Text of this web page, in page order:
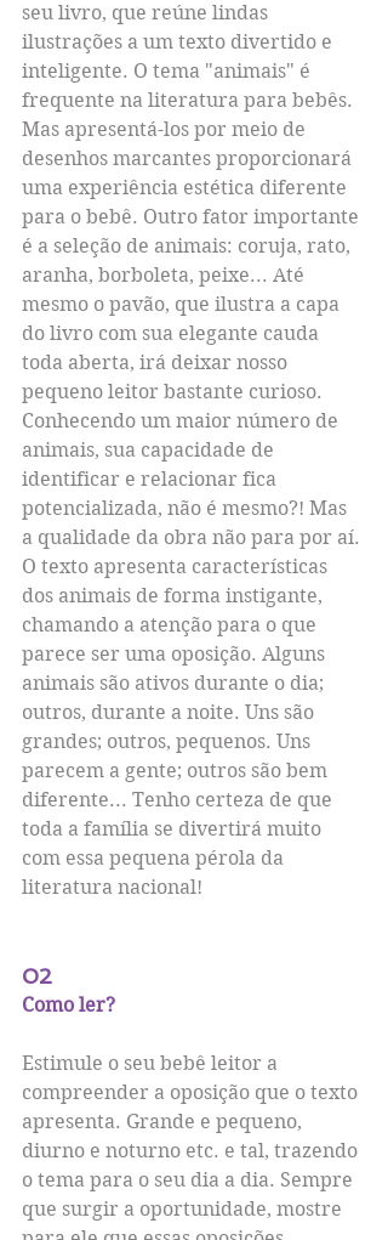
seu livro, que reúne lindas
ilustrações a um texto divertido e
inteligente. O tema "animais" é
frequente na literatura para bebês.
Mas apresentá-los por meio de
desenhos marcantes proporcionará
uma experiência estética diferente
para o bebê. Outro fator importante
é a seleção de animais: coruja, rato,
aranha, borboleta, peixe... Até
mesmo o pavão, que ilustra a capa
do livro com sua elegante cauda
toda aberta, irá deixar nosso
pequeno leitor bastante curioso.
Conhecendo um maior número de
animais, sua capacidade de
identificar e relacionar fica
potencializada, não é mesmo?! Mas
a qualidade da obra não para por aí.
O texto apresenta características
dos animais de forma instigante,
chamando a atenção para o que
parece ser uma oposição. Alguns
animais são ativos durante o dia;
outros, durante a noite. Uns são
grandes; outros, pequenos. Uns
parecem a gente; outros são bem
diferente... Tenho certeza de que
toda a família se divertirá muito
com essa pequena pérola da
literatura nacional!
02
Como ler?
Estimule o seu bebê leitor a
compreender a oposição que o texto
apresenta. Grande e pequeno,
diurno e noturno etc. e tal, trazendo
o tema para o seu dia a dia. Sempre
que surgir a oportunidade, mostre